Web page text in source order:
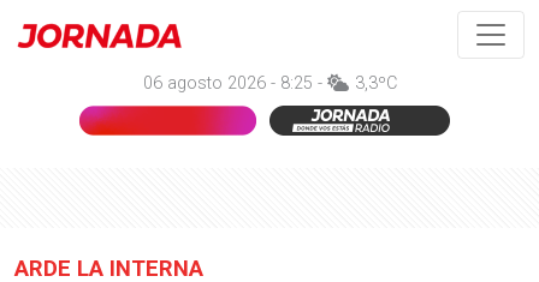
06 agosto 2026 - 8:25 - 3,3ºC
ARDE LA INTERNA